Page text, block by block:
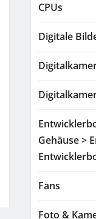
CPUs
Digitale
Gehäuse >
Fans
Foto &